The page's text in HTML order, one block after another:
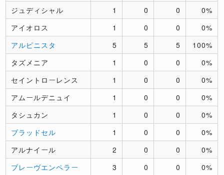
ジュディシャル
1 0 0
0%
アイオロス
1 0 0
0%
アルピニスタ
5 5 5
100%
タズメニア
1 0 0
0%
セイントローレンス
1 0 0
0%
アムールデニュイ
1 0 0
0%
タシュカン
1 0 0
0%
ブラッドセル
1 0 0
0%
アルナイール
2 0 0
0%
ブレーヴエンペラー
3 0 0
0%